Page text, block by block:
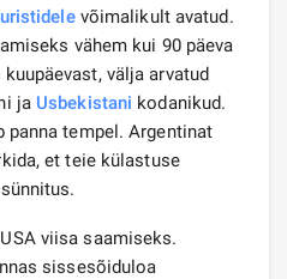
võimalikult avatud.
vähem kui 90 päeva
välja arvatud
ja Usbekistani kodanikud.
panna tempel. Argentinat
et teie külastuse
viisa saamiseks.
sissesõiduloa